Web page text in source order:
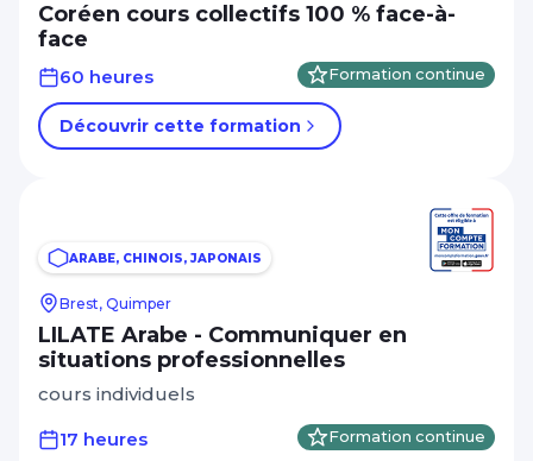
Coréen cours collectifs 100 % face-à-
face
60 heures Formation continue
Découvrir cette formation
ARABE, CHINOIS, JAPONAIS
Brest, Quimper
LILATE Arabe - Communiquer en
situations professionnelles
cours individuels
17 heures
Formation continue